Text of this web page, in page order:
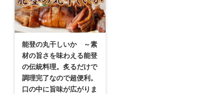
能登の丸干しいか ～素
材の旨さを味わえる能登
の伝統料理。炙るだけで
調理完了なので超便利。
口の中に旨味が広がりま